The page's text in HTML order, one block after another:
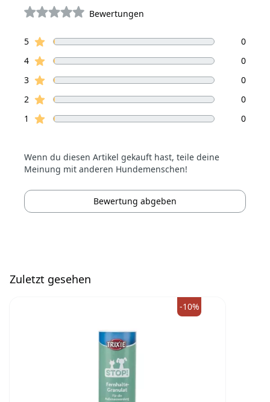
Bewertungen
Bewertungen
5Sterne Bewertungen
0
4Sterne Bewertungen
0
3Sterne Bewertungen
0
2 Sterne Bewertungen
0
1
Sterne Bewertungen 0
Wenn du diesen Artikel gekauft hast, teile deine
Meinung mit anderen Hundemenschen!
Bewertung abgeben
Zuletzt gesehen
-10%